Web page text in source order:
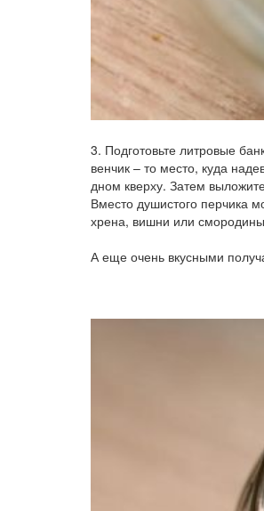
3. Подготовьте литровые
венчик – то место, куда
дном кверху. Затем
Вместо душистого перчика
хрена, вишни или
А еще очень вкусными